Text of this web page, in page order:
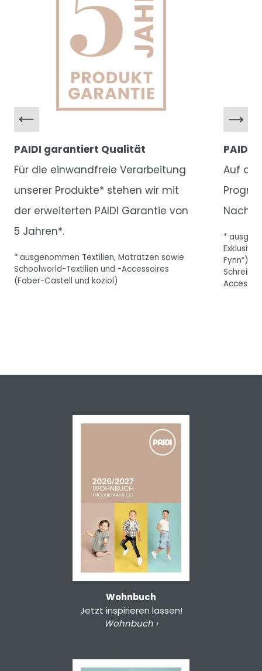
PAIDI garantiert Qualität
Für die einwandfreie Verarbeitung
unserer Produkte* stehen wir mit
der erweiterten PAIDI Garantie von
5 Jahren*.
* ausgenommen Textilien, Matratzen sowie
Schoolworld-Textilien und -Accessoires
(Faber-Castell und koziol)
PAIDI
Auf
*
Fynn“)
Wohnbuch
Jetzt inspirieren lassen!
Wohnbuch ›